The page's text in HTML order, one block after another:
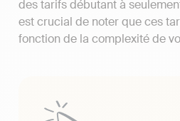
des tarifs débutant à
est crucial de noter que ces
fonction de la complexité de